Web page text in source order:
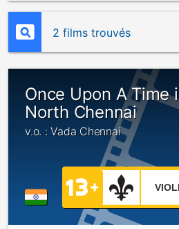
2 films trouvés
Once Upon A Time
North Chennai
v.o. : Vada Chennai